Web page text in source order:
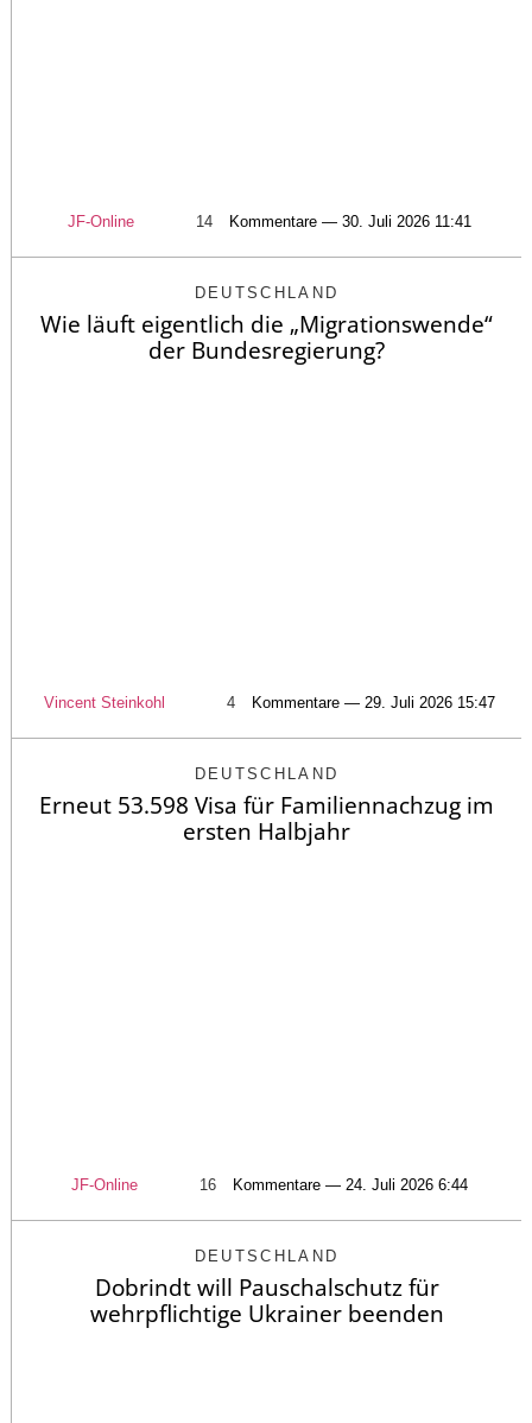
JF-Online 14 Kommentare — 30. Juli 2026 11:41
DEUTSCHLAND
Wie läuft eigentlich die „Migrationswende“
der Bundesregierung?
Vincent Steinkohl 4 Kommentare — 29. Juli 2026 15:47
DEUTSCHLAND
Erneut 53.598 Visa für Familiennachzug im
ersten Halbjahr
JF-Online 16 Kommentare — 24. Juli 2026 6:44
DEUTSCHLAND
Dobrindt will Pauschalschutz für
wehrpflichtige Ukrainer beenden